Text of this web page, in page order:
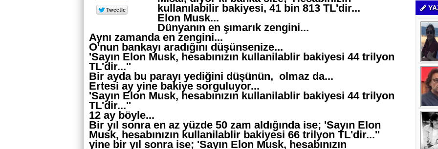
kullanılabilir bakiyesi, 41 bin 813 TL'dir...
Elon Musk...
Dünyanın en şımarık zengini...
Aynı zamanda en zengini...
O'nun bankayı aradığını düşünsenize...
'Sayın Elon Musk, hesabınızın kullanilablir bakiyesi 44 trilyon
TL'dir...''
Bir ayda bu parayı yediğini düşünün, olmaz da...
Ertesi ay yine bakiye sorguluyor...
'Sayın Elon Musk, hesabınızın kullanilablir bakiyesi 44 trilyon
TL'dir...''
12 ay böyle...
Bir yıl sonra en az yüzde 50 zam aldığında ise; 'Sayın Elon
Musk, hesabınızın kullanilablir bakiyesi 66 trilyon TL'dir...''
yine bir yıl sonra ise; 'Sayın Elon Musk, hesabınızın